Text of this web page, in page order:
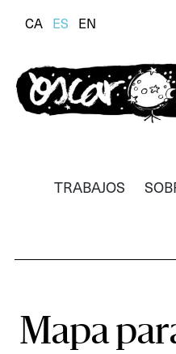
CA ES EN
Il·lustrador, dissenyador i
TRABAJOS
Mapa